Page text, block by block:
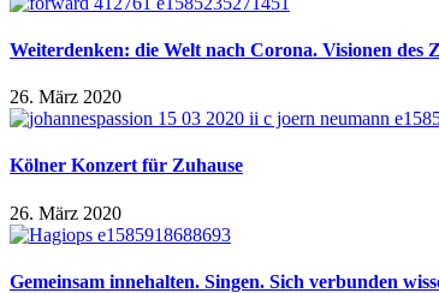
Weiterdenken: die Welt nach Corona. Visionen
26. März 2020
Kölner Konzert für Zuhause
26. März 2020
Gemeinsam innehalten. Singen. Sich verbunden